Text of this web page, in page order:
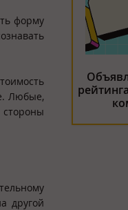
форму
Любые,
другой